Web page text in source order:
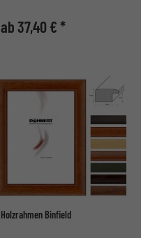
ab 37,40 € *
Holzrahmen Binfield